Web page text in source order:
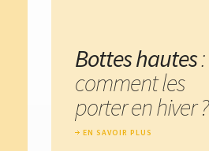
Bottes hautes:
comment les
porter en hiver ?
EN SAVOIR PLUS